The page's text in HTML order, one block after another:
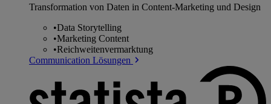
Transformation von Daten in Content-Marketing und Design
•Data Storytelling
•Marketing Content
•Reichweitenvermarktung
Communication Lösungen